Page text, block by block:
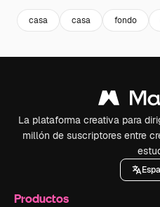
casa casa fondo
La plataforma creativa para
millón de suscriptores entre
Productos